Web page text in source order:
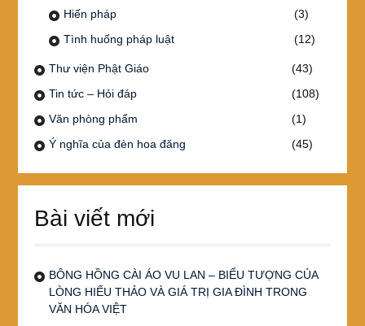
Hiến pháp
(3)
Tình huống pháp luật
(12)
Thư viện Phật Giáo
(43)
Tin tức – Hỏi đáp
(108)
Văn phòng phẩm
(1)
Ý nghĩa của đèn hoa đăng
(45)
Bài viết mới
BÔNG HỒNG CÀI ÁO VU LAN – BIỂU TƯỢNG CỦA
LÒNG HIẾU THẢO VÀ GIÁ TRỊ GIA ĐÌNH TRONG
VĂN HÓA VIỆT